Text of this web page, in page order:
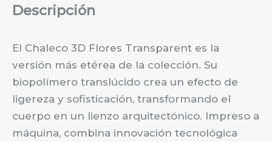
Descripción
El Chaleco 3D Flores Transparent es la
versión más etérea de la colección. Su
biopolímero translúcido crea un efecto de
ligereza y sofisticación, transformando el
cuerpo en un lienzo arquitectónico. Impreso a
máquina, combina innovación tecnológica